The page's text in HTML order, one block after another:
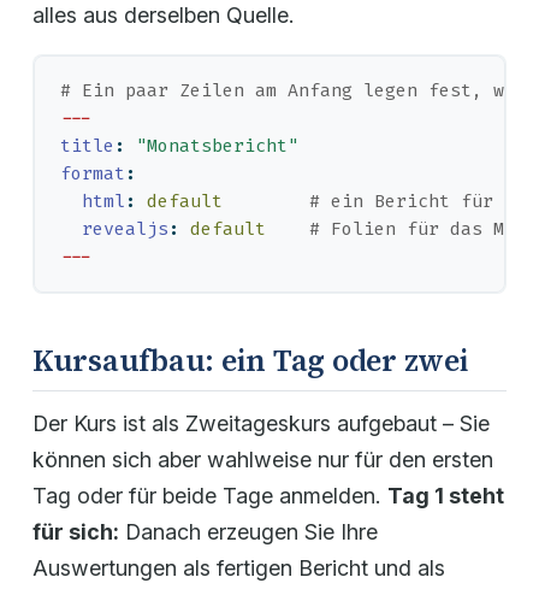
alles aus derselben Quelle.
# Ein paar Zeilen am Anfang legen fest,
---
title :
"Monatsbericht"
format :
html : default
# ein Bericht für
revealjs : default
# Folien für das
---
Kursaufbau: ein Tag oder zwei
Der Kurs ist als Zweitageskurs aufgebaut – Sie
können sich aber wahlweise nur für den ersten
Tag oder für beide Tage anmelden. Tag 1 steht
für sich: Danach erzeugen Sie Ihre
Auswertungen als fertigen Bericht und als